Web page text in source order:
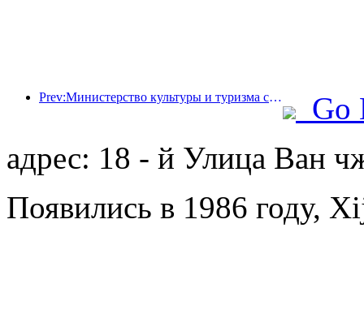
Prev:Министерство культуры и туризма сообщило, что в 2025 году 16 994 достопримечательности категории А посетили 7,51 миллиарда человек, что принесло доход от туризма в размере 554,49 миллиарда юаней.
Go
адрес: 18 - й Улица Ван
Появились в 1986 году,